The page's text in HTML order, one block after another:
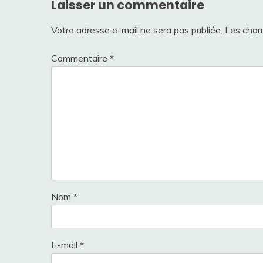
Laisser un commentaire
Votre adresse e-mail ne sera pas publiée. Les
Commentaire *
Nom *
E-mail *